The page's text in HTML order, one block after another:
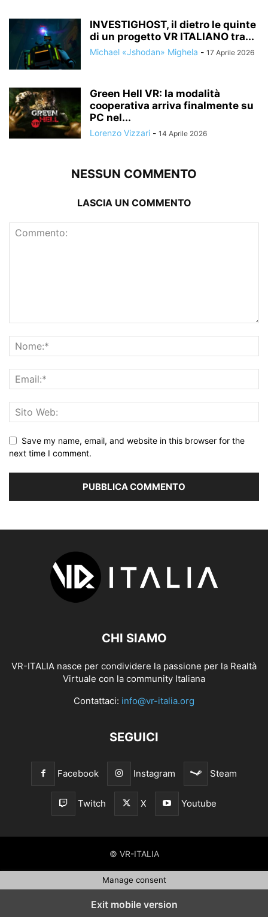
INVESTIGHOST, il dietro le quinte
di un progetto VR ITALIANO tra...
Michael «Jshodan» Mighela - 17 Aprile 2026
Green Hell VR: la modalità
cooperativa arriva finalmente su
PC nel...
Lorenzo Vizzari - 14 Aprile 2026
NESSUN COMMENTO
LASCIA UN COMMENTO
Save my name, email, and website in this browser for the
next time I comment.
CHI SIAMO
VR-ITALIA nasce per condividere la passione per la Realtà
Virtuale con la community Italiana
Contattaci: info@vr-italia.org
SEGUICI
Facebook Instagram Steam
Twitch X Youtube
© VR-ITALIA
Manage consent
Exit mobile version